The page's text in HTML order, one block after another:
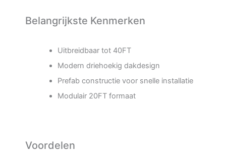
Belangrijkste Kenmerken
Uitbreidbaar tot 40FT
Modern driehoekig dakdesign
Prefab constructie voor snelle installatie
Modulair 20FT formaat
Voordelen